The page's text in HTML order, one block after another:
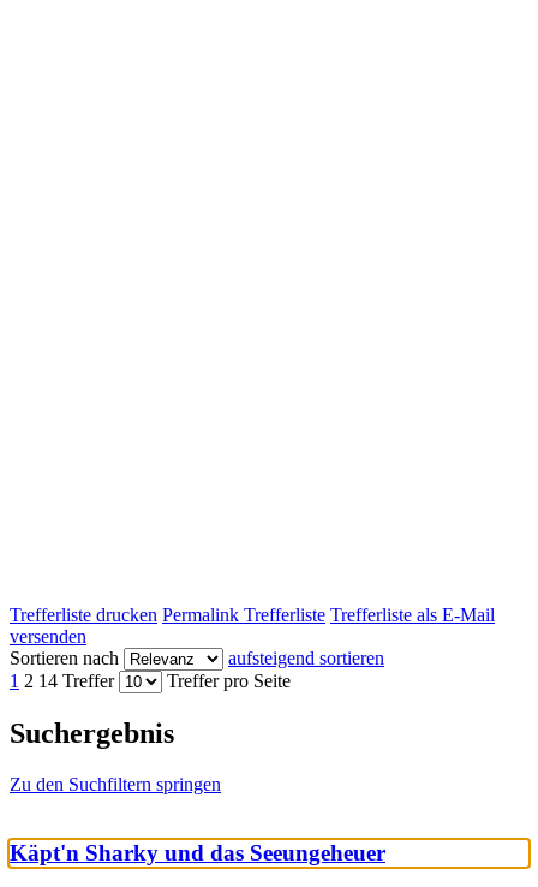
Trefferliste drucken Permalink Trefferliste Trefferliste als E-Mail
versenden
Sortieren nach
aufsteigend sortieren
1 2 14 Treffer Treffer pro Seite
Suchergebnis
Zu den Suchfiltern springen
Käpt'n Sharky und das Seeungeheuer